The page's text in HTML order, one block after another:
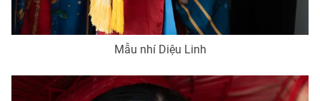
Mẫu nhí Diệu Linh